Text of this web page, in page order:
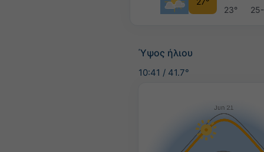
23°
Ύψος ήλιου
10:41 / 41.7°